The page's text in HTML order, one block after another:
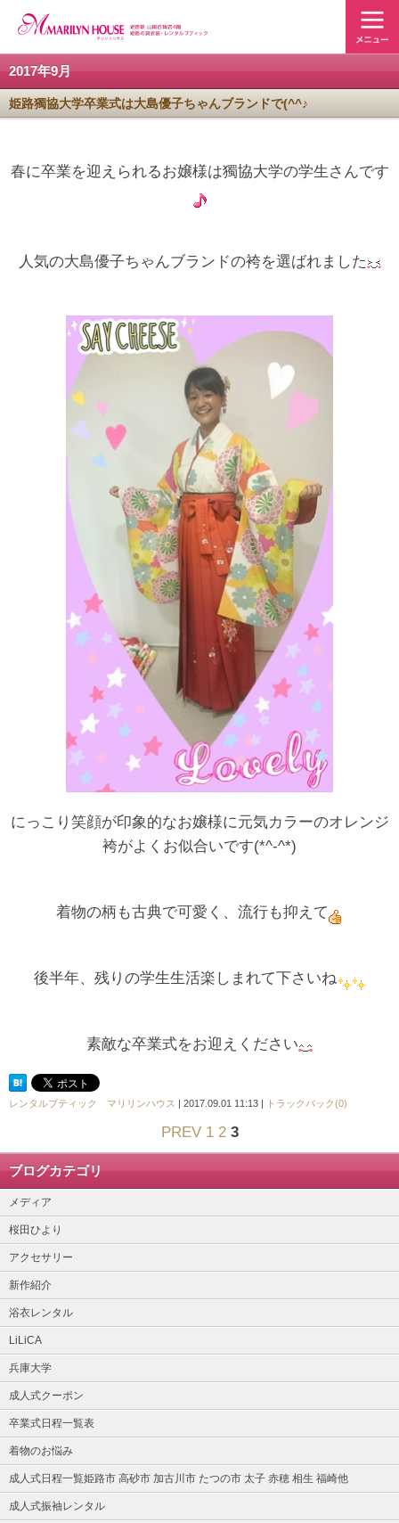
2017年9月
姫路獨協大学卒業式は大島優子ちゃんブランドで(^^♪
春に卒業を迎えられるお嬢様は獨協大学の学生さんです
人気の大島優子ちゃんブランドの袴を選ばれました
にっこり笑顔が印象的なお嬢様に元気カラーのオレンジ
袴がよくお似合いです(*^-^*)
着物の柄も古典で可愛く、流行も抑えて
後半年、残りの学生生活楽しまれて下さいね
素敵な卒業式をお迎えください
レンタルブティック マリリンハウス | 2017.09.01 11:13 | トラックバック(0)
PREV 1 2 3
ブログカテゴリ
メディア
桜田ひより
アクセサリー
新作紹介
浴衣レンタル
LiLiCA
兵庫大学
成人式クーポン
卒業式日程一覧表
着物のお悩み
成人式日程一覧姫路市 高砂市 加古川市 たつの市 太子 赤穂 相生 福崎他
成人式振袖レンタル